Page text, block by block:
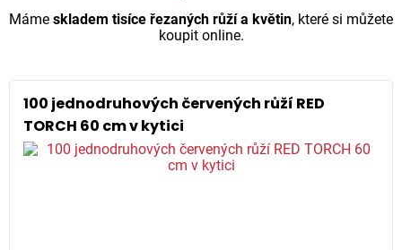
Máme skladem tisíce řezaných růží a květin, které si můžete
koupit online.
100 jednodruhových červených růží RED
TORCH 60 cm v kytici